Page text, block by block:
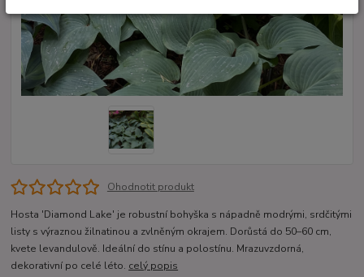
Ohodnotit produkt
Hosta 'Diamond Lake' je robustní bohyška s nápadně modrými, srdčitými
listy s výraznou žilnatinou a zvlněným okrajem. Dorůstá do 50–60 cm,
kvete levandulově. Ideální do stínu a polostínu. Mrazuvzdorná,
dekorativní po celé léto. celý popis